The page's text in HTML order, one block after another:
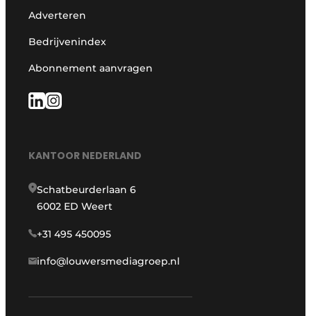
Adverteren
Bedrijvenindex
Abonnement aanvragen
KANTOOR NEDERLAND
Schatbeurderlaan 6
6002 ED Weert
+31 495 450095
info@louwersmediagroep.nl